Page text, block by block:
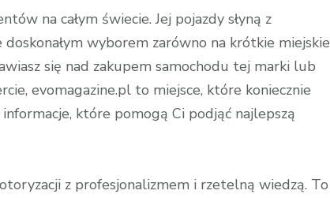
na całym świecie. Jej pojazdy słyną z
wyborem zarówno na krótkie miejskie
się nad zakupem samochodu tej marki lub
evomagazine.pl to miejsce, które koniecznie
które pomogą Ci podjąć najlepszą
z profesjonalizmem i rzetelną wiedzą. To